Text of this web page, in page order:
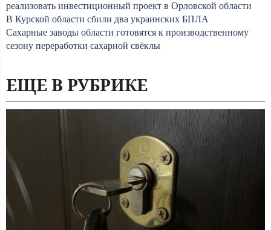
реализовать инвестиционный проект в Орловской области
В Курской области сбили два украинских БПЛА
Сахарные заводы области готовятся к производственному
сезону переработки сахарной свёклы
ЕЩЕ В РУБРИКЕ